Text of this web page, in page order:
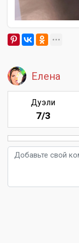
Елена
Дуэли
7/3